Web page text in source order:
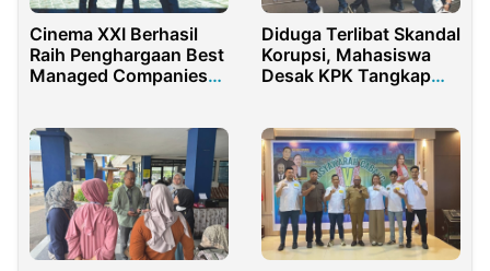
Cinema XXI Berhasil
Raih Penghargaan Best
Managed Companies
Diduga Terlibat Skandal
Korupsi, Mahasiswa
Desak KPK Tangkap